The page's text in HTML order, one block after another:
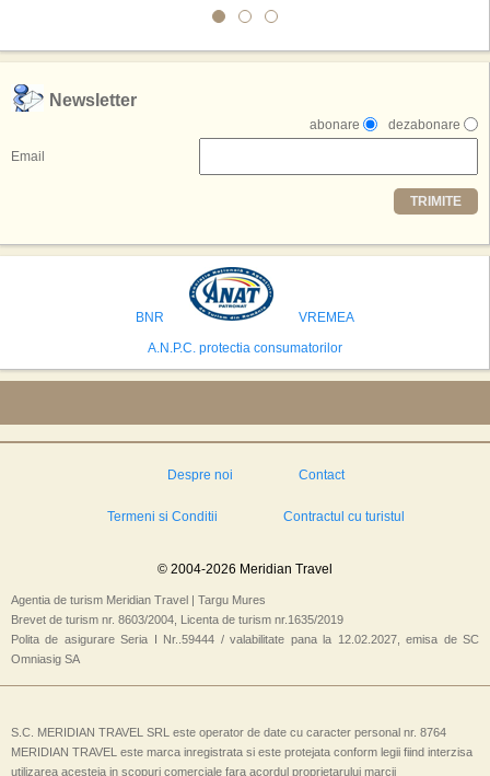
atragerea a pana la 10 milioane de turisti anual. �Luna� ar putea deveni
exclusiv simularea suprafetei lunare.
,,Credem ca exista sanse mari sa anuntam nu doar o locatie, ci poate mai
multe'', a declarat Michael R. Henderson, cofondator al Moon World
Resorts, citat de Gulf News. Potrivit acestuia, 2026 ar putea deveni un an
decisiv pentru reali zarea proiectului.
Printre celelalte tari care concureaza pentru a gazdui aceasta constructie
se numara Australia, Brazilia, China, Egipt, India, Polonia, Thailanda,
avea cele mai mari sanse de a castiga licitatia. Totusi, Spania, care se
preconizeaza ca va deveni a doua cea mai vizitata tara din lume in 2025,
isi bazeaza oferta pe infrastructura turistica solida si capacitatea hoteliera."
Newsletter
dezabonare
abonare
Email
TRIMITE
BNR
VREMEA
A.N.P.C. protectia consumatorilor
Despre noi Contact
Termeni si Conditii Contractul cu turistul
© 2004-2026 Meridian Travel
Agentia de turism Meridian Travel | Targu Mures
Brevet de turism nr. 8603/2004, Licenta de turism nr.1635/2019
Polita de asigurare Seria I Nr..59444 / valabilitate pana la 12.02.2027, emisa de SC
Omniasig SA
S.C. MERIDIAN TRAVEL SRL este operator de date cu caracter personal nr. 8764
MERIDIAN TRAVEL este marca inregistrata si este protejata conform legii fiind interzisa
utilizarea acesteia in scopuri comerciale fara acordul proprietarului marcii